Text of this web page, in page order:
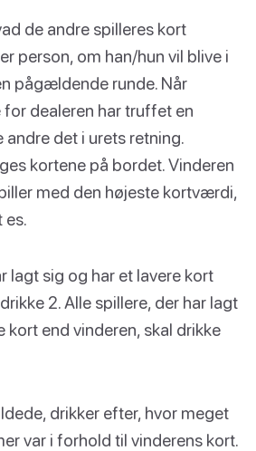
de andre spilleres kort
person, om han/hun vil blive i
pågældende runde. Når
for dealeren har truffet en
andre det i urets retning.
kortene på bordet. Vinderen
med den højeste kortværdi,
es.
lagt sig og har et lavere kort
2. Alle spillere, der har lagt
kort end vinderen, skal drikke
drikker efter, hvor meget
var i forhold til vinderens kort.